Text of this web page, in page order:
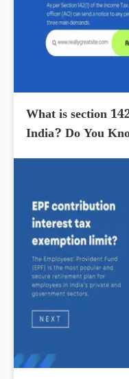
What is section
India? Do You